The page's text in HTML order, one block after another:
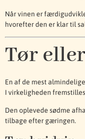
Når vinen er
hvorefter den er klar til
Tør
En af de mest
I virkeligheden
Den oplevede sødme
tilbage efter gæringen.